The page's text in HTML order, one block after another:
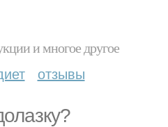
и многое другое
отзывы